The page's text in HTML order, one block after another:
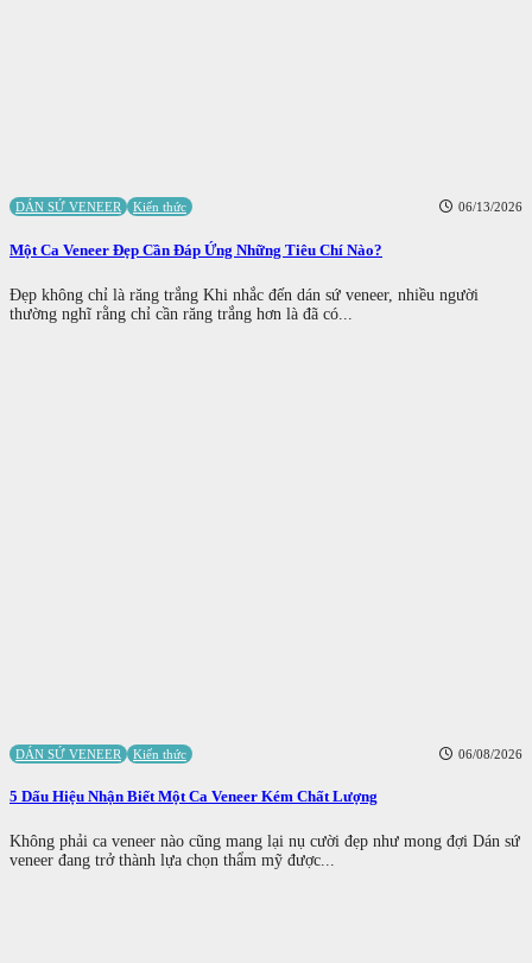
DÁN SỨ VENEER Kiến thức 06/13/2026
Một Ca Veneer Đẹp Cần Đáp Ứng Những Tiêu Chí Nào?
Đẹp không chỉ là răng trắng Khi nhắc đến dán sứ veneer, nhiều người
thường nghĩ rằng chỉ cần răng trắng hơn là đã có...
DÁN SỨ VENEER Kiến thức 06/08/2026
5 Dấu Hiệu Nhận Biết Một Ca Veneer Kém Chất Lượng
Không phải ca veneer nào cũng mang lại nụ cười đẹp như mong đợi Dán sứ
veneer đang trở thành lựa chọn thẩm mỹ được...